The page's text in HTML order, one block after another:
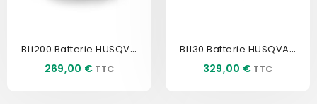
BLi200 Batterie HUSQVARNA
Prix
269,00 €
BLI30 Batterie HUSQVARNA
Prix
329,00 €